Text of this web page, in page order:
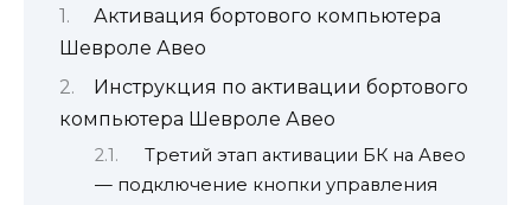
Активация бортового компьютера
Шевроле Авео
Инструкция по активации бортового
компьютера Шевроле Авео
Третий этап активации БК на Авео
— подключение кнопки управления